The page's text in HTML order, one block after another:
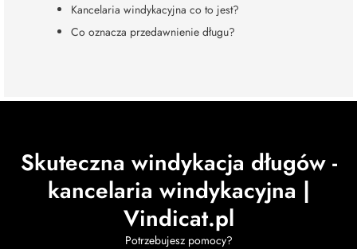
Kancelaria windykacyjna co to jest?
Co oznacza przedawnienie długu?
Skuteczna windykacja długów -
kancelaria windykacyjna |
Vindicat.pl
Potrzebujesz pomocy?